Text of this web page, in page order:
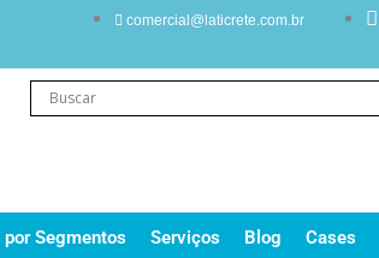
comercial@laticrete.com.br
Segmentos Serviços Blog Cases